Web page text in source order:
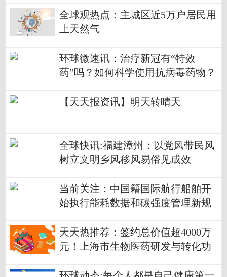
全球观热点：主城区近5万户居民用
上天然气
环球微速讯：治疗新冠有“特效
药”吗？如何科学使用抗病毒药物？
【天天报资讯】明天转晴天
全球快讯:福建漳州：以党风带民风
树立文明乡风移风易俗见成效
当前关注：中国籍国际航行船舶开
始执行能耗数据和碳强度管理新规
天天热推荐：签约总价值超4000万
元！上海市生物医药研发与转化功